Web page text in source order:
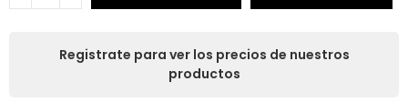
Registrate para ver los precios de nuestros
productos